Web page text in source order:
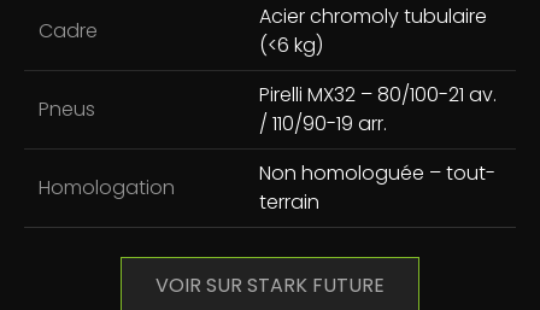
Cadre
Acier chromoly tubulaire
(<6 kg)
Pneus
Pirelli MX32 – 80/100-21 av.
/ 110/90-19 arr.
Homologation
Non homologuée – tout-
terrain
VOIR SUR STARK FUTURE